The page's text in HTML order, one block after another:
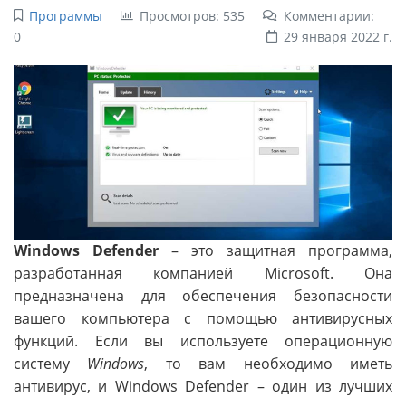
Программы Просмотров: 535
Комментарии:
0
29 января 2022 г.
Windows Defender – это защитная программа,
разработанная компанией Microsoft. Она
предназначена для обеспечения безопасности
вашего компьютера с помощью антивирусных
функций. Если вы используете операционную
систему Windows, то вам необходимо иметь
антивирус, и Windows Defender – один из лучших